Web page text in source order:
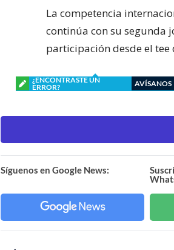
La competencia
continúa con su segunda
participación desde el
¿ENCONTRASTE UN
ERROR?
AVÍSANOS
Síguenos en Google News: